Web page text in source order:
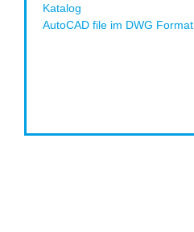
Katalog
AutoCAD file im DWG Format